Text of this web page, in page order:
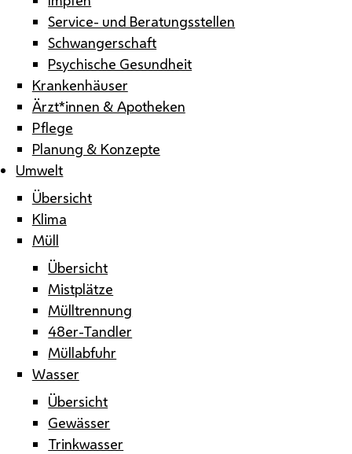
Service- und Beratungsstellen
Schwangerschaft
Psychische Gesundheit
Krankenhäuser
Ärzt*innen & Apotheken
Pflege
Planung & Konzepte
Umwelt
Übersicht
Klima
Müll
Übersicht
Mistplätze
Mülltrennung
48er-Tandler
Müllabfuhr
Wasser
Übersicht
Gewässer
Trinkwasser